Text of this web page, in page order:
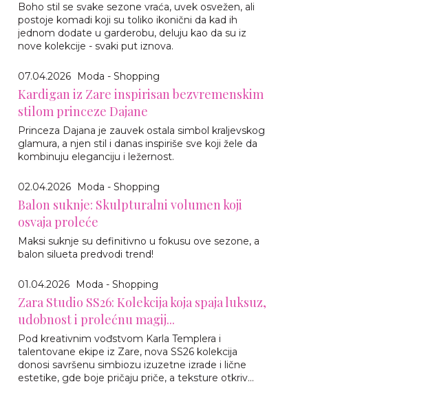
Boho stil se svake sezone vraća, uvek osvežen, ali
postoje komadi koji su toliko ikonični da kad ih
jednom dodate u garderobu, deluju kao da su iz
nove kolekcije - svaki put iznova.
07.04.2026 Moda - Shopping
Kardigan iz Zare inspirisan bezvremenskim
stilom princeze Dajane
Princeza Dajana je zauvek ostala simbol kraljevskog
glamura, a njen stil i danas inspiriše sve koji žele da
kombinuju eleganciju i ležernost.
02.04.2026 Moda - Shopping
Balon suknje: Skulpturalni volumen koji
osvaja proleće
Maksi suknje su definitivno u fokusu ove sezone, a
balon silueta predvodi trend!
01.04.2026 Moda - Shopping
Zara Studio SS26: Kolekcija koja spaja luksuz,
udobnost i prolećnu magij...
Pod kreativnim vođstvom Karla Templera i
talentovane ekipe iz Zare, nova SS26 kolekcija
donosi savršenu simbiozu izuzetne izrade i lične
estetike, gde boje pričaju priče, a teksture otkriv...